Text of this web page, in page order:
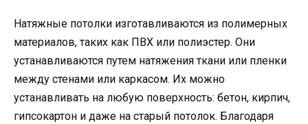
Натяжные потолки изготавливаются из полимерных
материалов, таких как ПВХ или полиэстер. Они
устанавливаются путем натяжения ткани или пленки
между стенами или каркасом. Их можно
устанавливать на любую поверхность: бетон, кирпич,
гипсокартон и даже на старый потолок. Благодаря